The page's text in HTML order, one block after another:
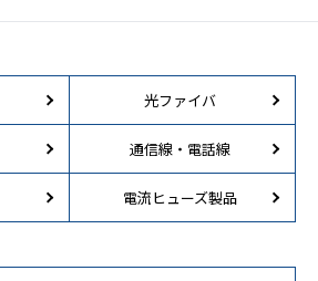
光ファイバ
通信線・電話線
電流ヒューズ製品